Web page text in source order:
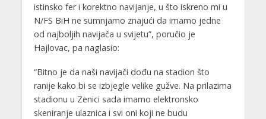
istinsko fer i korektno navijanje, u što iskreno mi u
N/FS BiH ne sumnjamo znajući da imamo jedne
od najboljih navijača u svijetu”, poručio je
Hajlovac, pa naglasio:
“Bitno je da naši navijači dođu na stadion što
ranije kako bi se izbjegle velike gužve. Na prilazima
stadionu u Zenici sada imamo elektronsko
skeniranje ulaznica i svi oni koji ne budu